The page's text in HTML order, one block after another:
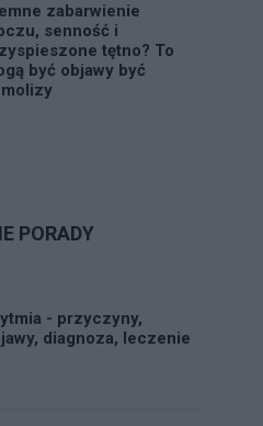
zabarwienie
senność i
tętno? To
być objawy być
PORADY
- przyczyny,
diagnoza, leczenie